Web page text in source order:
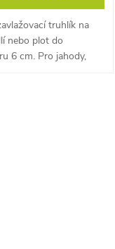
truhlík na
nebo plot do
6 cm. Pro jahody,